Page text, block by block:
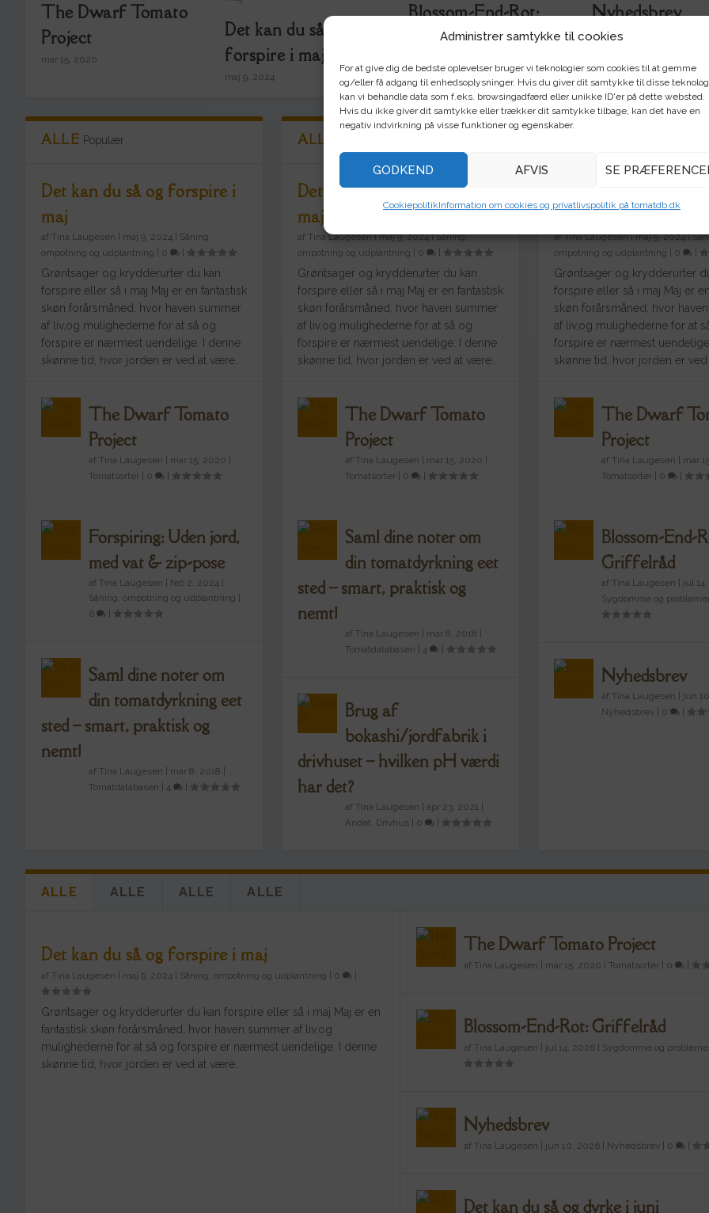
Administrer samtykke til cookies
For at give dig de bedste oplevelser bruger vi teknologier som cookies til at gemme
og/eller få adgang til enhedsoplysninger. Hvis du giver dit samtykke til disse
kan vi behandle data som f.eks. browsingadfærd eller unikke ID'er på dette websted.
Hvis du ikke giver dit samtykke eller trækker dit samtykke tilbage, kan det have en
negativ indvirkning på visse funktioner og egenskaber.
GODKEND AFVIS SE
CookiepolitikInformation om cookies og privatlivspolitik på tomatdb.dk
The Dwarf Tomato
Project
mar 15, 2020
Det kan du så og
forspire i maj
maj 9, 2024
Blossom-End-Rot:
Griffelråd
Nyhedsbrev
jun 10, 2026
ALLE Populær
Det kan du så og forspire i
maj
af Tina Laugesen maj 9, 2024
Såning,
ompotning og udplantning
0
Grøntsager og krydderurter du kan
forspire eller så i maj Maj er en fantastisk
skøn forårsmåned, hvor haven summer
af liv,og mulighederne for at så og
forspire er nærmest uendelige. I denne
skønne tid, hvor jorden er ved at være...
The Dwarf Tomato
Project
af Tina Laugesen mar 15, 2020
Tomatsorter
0
Forspiring: Uden jord,
med vat & zip-pose
af Tina Laugesen feb 2, 2024
Såning, ompotning og udplantning
6
Saml dine noter om
din tomatdyrkning eet
sted – smart, praktisk og
nemt!
af Tina Laugesen mar 8, 2018
Tomatdatabasen
4
ALLE
Det kan du så og forspire i
maj
af Tina Laugesen|maj 9, 2024|Såning,
ompotning og udplantning
0
Grøntsager og krydderurter du kan
forspire eller så i maj Maj er en fantastisk
skøn forårsmåned, hvor haven summer
af liv,og mulighederne for at så og
forspire er nærmest uendelige. I denne
skønne tid, hvor jorden er ved at være...
The Dwarf Tomato
Project
af Tina Laugesen mar 15, 2020
Tomatsorter| 0
Saml dine noter om
din tomatdyrkning eet
sted – smart, praktisk og
nemt!
af Tina Laugesen mar 8, 2018
Tomatdatabasen
4
Brug af
bokashi/jordfabrik i
drivhuset – hvilken pH værdi
har det?
af Tina Laugesen apr 23, 2021
Andet Drivhus| 0
maj
afTina Laugesen|maj 9, 2024|
ompotning og udplantning
0
Grøntsager og krydderurter
forspire eller så i maj Maj er
skøn forårsmåned, hvor
af liv,og mulighederne for at
forspire er nærmest
skønne tid, hvor jorden er
The Dwarf
Project
af Tina Laugesen
mar
Tomatsorter| 0
Blossom-End-
Griffelråd
af Tina Laugesen
jul
Sygdomme og
Nyhedsbrev
af Tina Laugesen
jun
Nyhedsbrev| 0
ALLE ALLE ALLE ALLE
Det kan du så og forspire i maj
af Tina Laugesen maj 9, 2024 Såning, ompotning og udplantning 0
Grøntsager og krydderurter du kan forspire eller så i maj Maj er en
fantastisk skøn forårsmåned, hvor haven summer af liv,og
mulighederne for at så og forspire er nærmest uendelige. I denne
skønne tid, hvor jorden er ved at være...
The Dwarf Tomato Project
af Tina Laugesen mar 15, 2020 Tomatsorter 0
Blossom-End-Rot: Griffelråd
af Tina Laugesen jul 14, 2026 Sygdomme og
Nyhedsbrev
af Tina Laugesen jun 10, 2026 Nyhedsbrev 0
Det kan du så og dyrke i juni